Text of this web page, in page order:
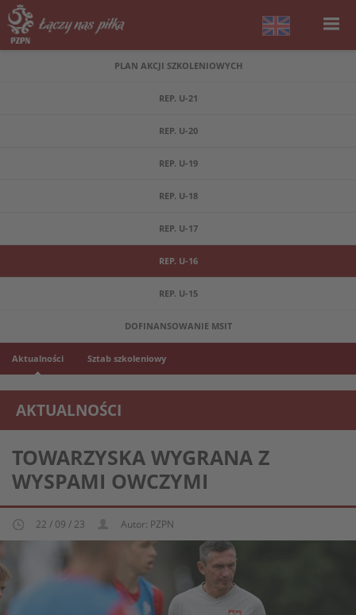
PLAN AKCJI SZKOLENIOWYCH
REP. U-21
REP. U-20
REP. U-19
REP. U-18
REP. U-17
REP. U-16
REP. U-15
DOFINANSOWANIE MSIT
Aktualności Sztab szkoleniowy
AKTUALNOŚCI
REPREZENTACJA MŁODZIEŻOWA U-16
TOWARZYSKA WYGRANA Z
WYSPAMI OWCZYMI
22 / 09 / 23 Autor: PZPN